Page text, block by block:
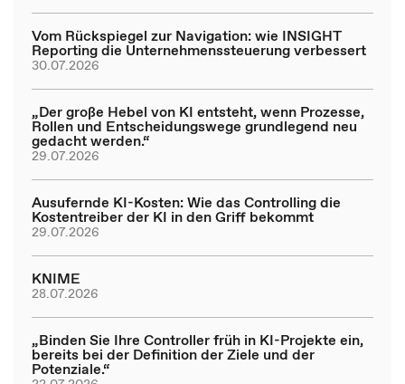
Vom Rückspiegel zur Navigation: wie INSIGHT
Reporting die Unternehmenssteuerung verbessert
30.07.2026
„Der große Hebel von KI entsteht, wenn Prozesse,
Rollen und Entscheidungswege grundlegend neu
gedacht werden.“
29.07.2026
Ausufernde KI-Kosten: Wie das Controlling die
Kostentreiber der KI in den Griff bekommt
29.07.2026
KNIME
28.07.2026
„Binden Sie Ihre Controller früh in KI-Projekte ein,
bereits bei der Definition der Ziele und der
Potenziale.“